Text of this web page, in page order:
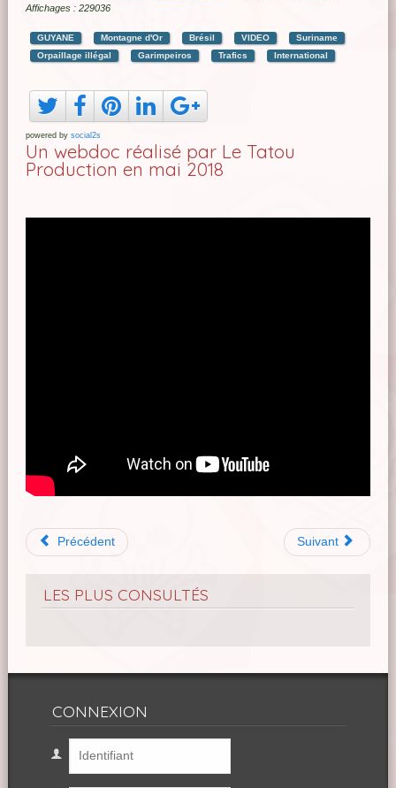
Affichages : 229036
GUYANE Montagne d'Or Brésil VIDEO
Suriname
Orpaillage illégal
Garimpeiros Trafics International
powered by social2s
Un webdoc réalisé par Le Tatou
Production en mai 2018
Précédent Suivant
LES PLUS CONSULTÉS
CONNEXION